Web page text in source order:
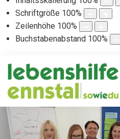
Schriftgröße 100%
Zeilenhöhe 100%
Buchstabenabstand 100%